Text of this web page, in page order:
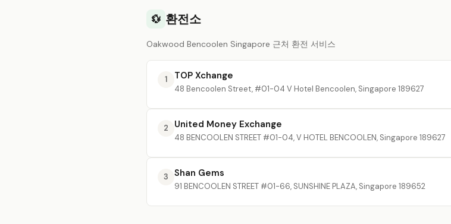
💱 환전소
Oakwood Bencoolen Singapore 근처 환전 서비스
1 TOP Xchange
48 Bencoolen Street, #01-04 V Hotel Bencoolen, Singapore 189627
2 United Money Exchange
48 BENCOOLEN STREET #01-04, V HOTEL BENCOOLEN, Singapore 189627
3 Shan Gems
91 BENCOOLEN STREET #01-66, SUNSHINE PLAZA, Singapore 189652